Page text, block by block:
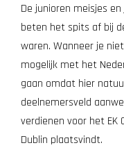
De junioren meisjes
beten het spits af bij
waren. Wanneer je
mogelijk met het
gaan omdat hier
deelnemersveld
verdienen voor het EK
Dublin plaatsvindt.